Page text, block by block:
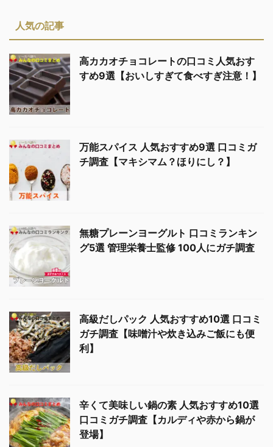
人気の記事
高カカオチョコレートの口コミ人気おす
すめ9選【おいしすぎて食べすぎ注意！】
万能スパイス 人気おすすめ9選 口コミガ
チ調査【マキシマム？ほりにし？】
無糖プレーンヨーグルト 口コミランキン
グ5選 管理栄養士監修 100人にガチ調査
高級だしパック 人気おすすめ10選 口コミ
ガチ調査【味噌汁や炊き込みご飯にも便
利】
辛くて美味しい鍋の素 人気おすすめ10選
口コミガチ調査【カルディや赤から鍋が
登場】